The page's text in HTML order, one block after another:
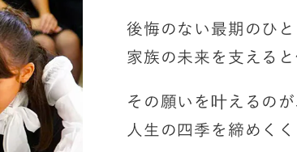
後悔のない最期のひ
家族の未来を支える
その願いを叶えるの
人生の四季を締めく